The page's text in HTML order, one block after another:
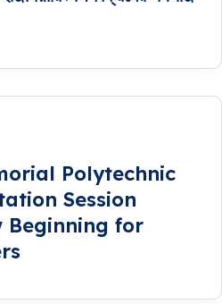
Polytechnic
Session
Beginning for